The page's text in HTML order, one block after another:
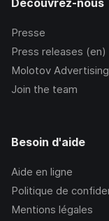
Découvrez-nous
Presse
Press releases (en)
Molotov Advertising
Join the team
Besoin d'aide
Aide en ligne
Politique de
Mentions légales